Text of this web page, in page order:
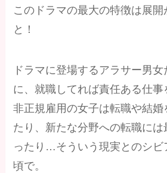
このドラマの最大の特徴は展開
と！
ドラマに登場するアラサー男
に、就職してれば責任ある仕事
非正規雇用の女子は転職や結婚
たり、新たな分野への転職に
ったり…そういう現実とのシビ
頃で。